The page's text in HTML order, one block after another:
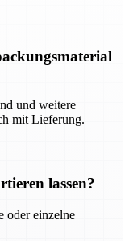
und weitere
mit Lieferung.
lassen?
oder einzelne